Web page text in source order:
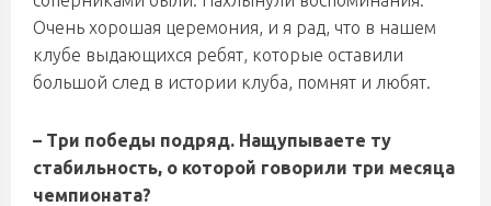
Очень хорошая церемония, и я рад, что в нашем
клубе выдающихся ребят, которые оставили
большой след в истории клуба, помнят и любят.
– Три победы подряд. Нащупываете ту
стабильность, о которой говорили три месяца
чемпионата?